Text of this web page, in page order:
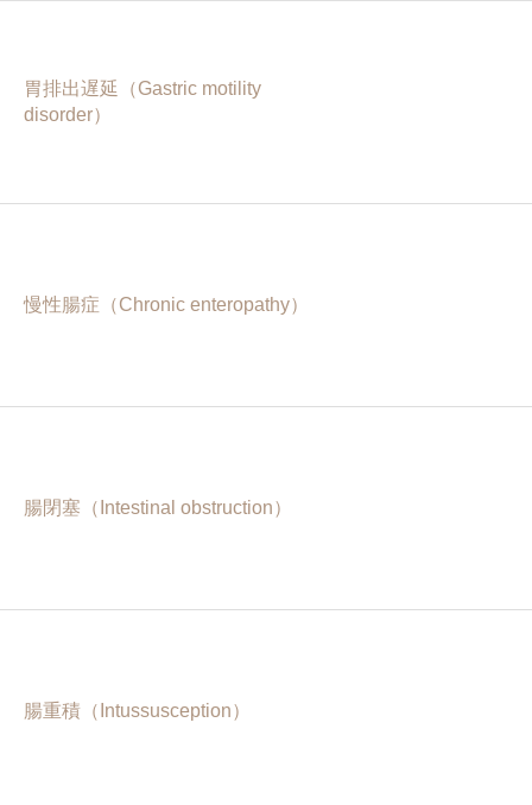
胃排出遅延（Gastric motility
disorder）
慢性腸症（Chronic enteropathy）
腸閉塞（Intestinal obstruction）
腸重積（Intussusception）